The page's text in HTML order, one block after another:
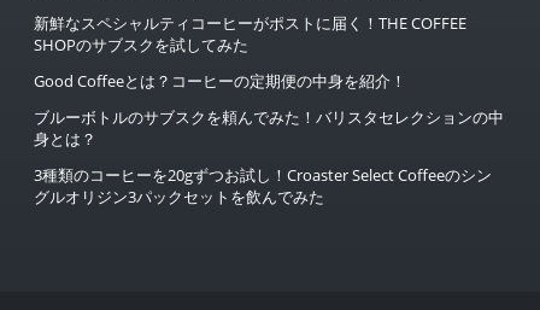
新鮮なスペシャルティコーヒーがポストに届く！THE COFFEE
SHOPのサブスクを試してみた
Good Coffeeとは？コーヒーの定期便の中身を紹介！
ブルーボトルのサブスクを頼んでみた！バリスタセレクションの中
身とは？
3種類のコーヒーを20gずつお試し！Croaster Select Coffeeのシン
グルオリジン3パックセットを飲んでみた